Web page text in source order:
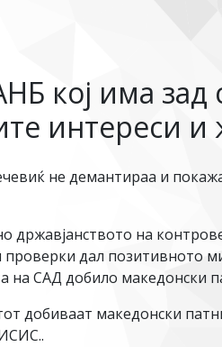
кој има зад
интереси и
не демантираа и
државјанството на
дал позитивното
на САД добило македонски
добиваат македонски